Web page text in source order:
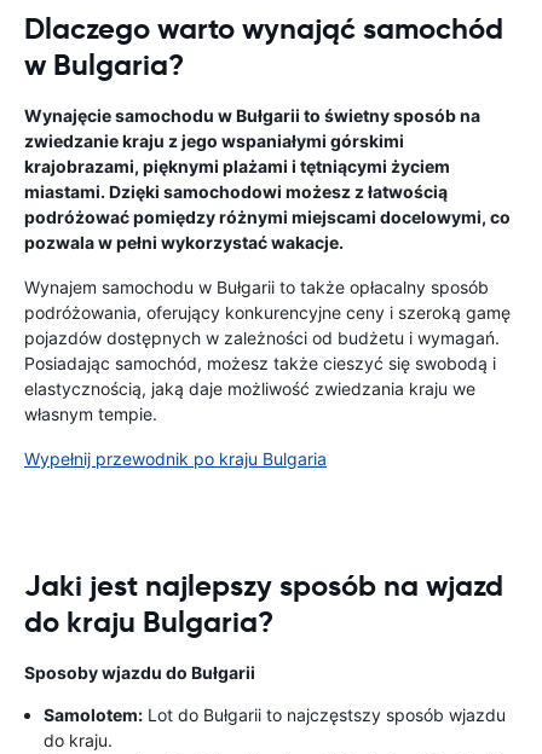
Dlaczego warto wynająć samochód
w Bulgaria?
Wynajęcie samochodu w Bułgarii to świetny sposób na
zwiedzanie kraju z jego wspaniałymi górskimi
krajobrazami, pięknymi plażami i tętniącymi życiem
miastami. Dzięki samochodowi możesz z łatwością
podróżować pomiędzy różnymi miejscami docelowymi, co
pozwala w pełni wykorzystać wakacje.
Wynajem samochodu w Bułgarii to także opłacalny sposób
podróżowania, oferujący konkurencyjne ceny i szeroką gamę
pojazdów dostępnych w zależności od budżetu i wymagań.
Posiadając samochód, możesz także cieszyć się swobodą i
elastycznością, jaką daje możliwość zwiedzania kraju we
własnym tempie.
Wypełnij przewodnik po kraju Bulgaria
Jaki jest najlepszy sposób na wjazd
do kraju Bulgaria?
Sposoby wjazdu do Bułgarii
Samolotem: Lot do Bułgarii to najczęstszy sposób wjazdu
do kraju.